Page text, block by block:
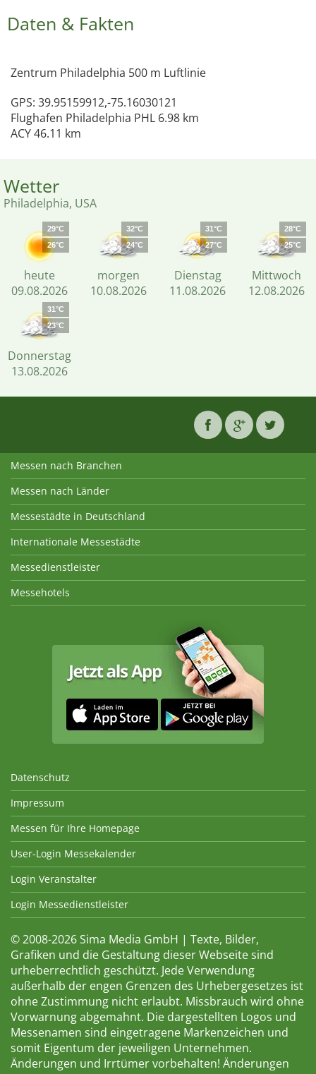
Daten & Fakten
Zentrum Philadelphia 500 m Luftlinie
GPS: 39.95159912,-75.16030121
Flughafen Philadelphia PHL 6.98 km
ACY 46.11 km
Wetter
Philadelphia, USA
29°C
26°C
heute
09.08.2026
32°C
24°C
morgen
10.08.2026
31°C
27°C
Dienstag
11.08.2026
28°C
25°C
Mittwoch
12.08.2026
31°C
23°C
Donnerstag
13.08.2026
Messen nach Branchen
Messen nach Länder
Messestädte in Deutschland
Internationale Messestädte
Messedienstleister
Messehotels
Datenschutz
Impressum
Messen für Ihre Homepage
User-Login Messekalender
Login Veranstalter
Login Messedienstleister
© 2008-2026 Sima Media GmbH | Texte, Bilder,
Grafiken und die Gestaltung dieser Webseite sind
urheberrechtlich geschützt. Jede Verwendung
außerhalb der engen Grenzen des Urhebergesetzes ist
ohne Zustimmung nicht erlaubt. Missbrauch wird ohne
Vorwarnung abgemahnt. Die dargestellten Logos und
Messenamen sind eingetragene Markenzeichen und
somit Eigentum der jeweiligen Unternehmen.
Änderungen und Irrtümer vorbehalten! Änderungen